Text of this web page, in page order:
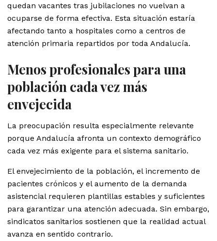
quedan vacantes tras jubilaciones no vuelvan a
ocuparse de forma efectiva. Esta situación estaría
afectando tanto a hospitales como a centros de
atención primaria repartidos por toda Andalucía.
Menos profesionales para una
población cada vez más
envejecida
La preocupación resulta especialmente relevante
porque Andalucía afronta un contexto demográfico
cada vez más exigente para el sistema sanitario.
El envejecimiento de la población, el incremento de
pacientes crónicos y el aumento de la demanda
asistencial requieren plantillas estables y suficientes
para garantizar una atención adecuada. Sin embargo,
sindicatos sanitarios sostienen que la realidad actual
avanza en sentido contrario.